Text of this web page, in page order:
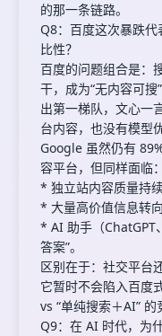
的那一条链路。
Q8：百度这次暴跌
比性？
百度的问题组合是：
干，成为“无内容可
出第一梯队，文心一
台内容，也没有模型
Google 虽然仍有
容平台，但同样面临：
* 独立站内容质量持续
* 大量高价值信息转
* AI 助手（ChatGPT
答案”。
区别在于：社交平台
它暂时不会陷入百度
vs “单纯搜索＋AI” 的
Q9：在 AI 时代，为